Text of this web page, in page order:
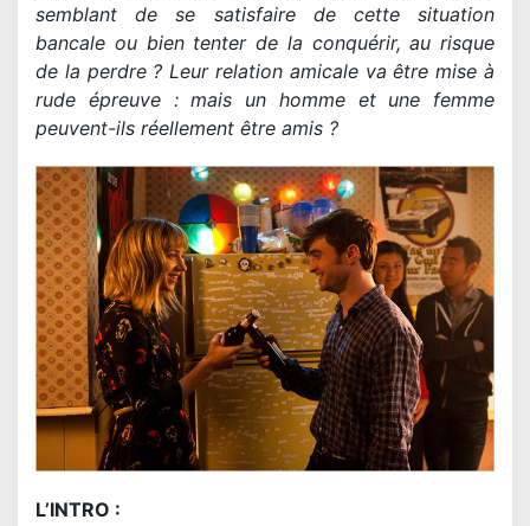
semblant de se satisfaire de cette situation
bancale ou bien tenter de la conquérir, au risque
de la perdre ? Leur relation amicale va être mise à
rude épreuve : mais un homme et une femme
peuvent-ils réellement être amis ?
L’INTRO :